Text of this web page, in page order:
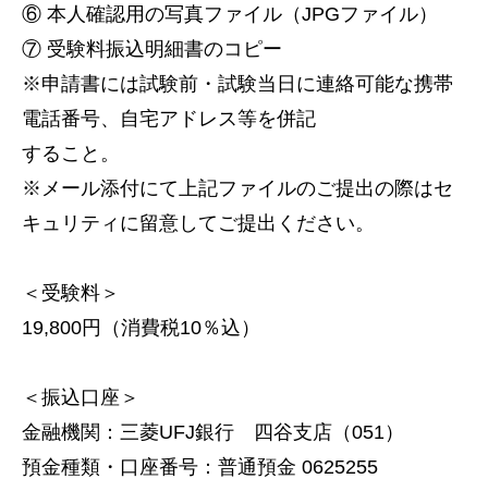
⑥ 本人確認用の写真ファイル（JPGファイル）
⑦ 受験料振込明細書のコピー
※申請書には試験前・試験当日に連絡可能な携帯
電話番号、自宅アドレス等を併記
すること。
※メール添付にて上記ファイルのご提出の際はセ
キュリティに留意してご提出ください。
＜受験料＞
19,800円（消費税10％込）
＜振込口座＞
金融機関：三菱UFJ銀行 四谷支店（051）
預金種類・口座番号：普通預金 0625255